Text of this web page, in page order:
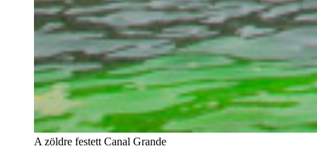
A zöldre festett Canal Grande